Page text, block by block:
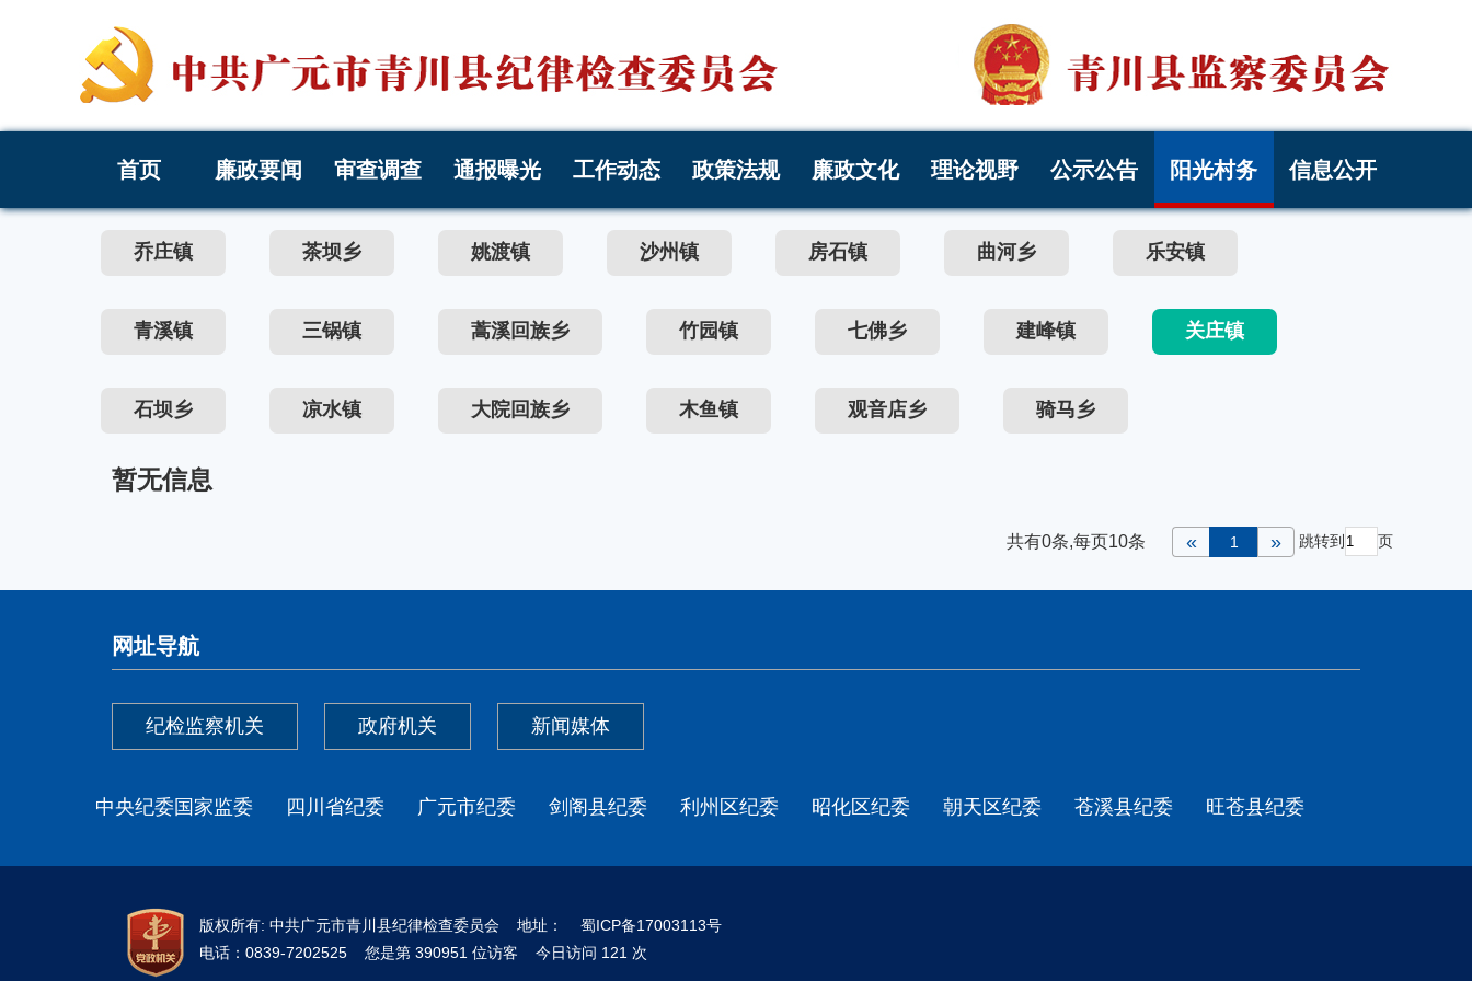
首页 廉政要闻 审查调查 通报曝光 工作动态 政策法规 廉政文化 理论视野 公示公告 阳光村务 信息公开
乔庄镇 茶坝乡 姚渡镇 沙州镇 房石镇 曲河乡 乐安镇
青溪镇 三锅镇 蒿溪回族乡 竹园镇 七佛乡 建峰镇 关庄镇
石坝乡 凉水镇 大院回族乡 木鱼镇 观音店乡 骑马乡
暂无信息
共有0条,每页10条 « 1 » 跳转到 页
网址导航
纪检监察机关 政府机关 新闻媒体
中央纪委国家监委 四川省纪委 广元市纪委 剑阁县纪委 利州区纪委 昭化区纪委 朝天区纪委 苍溪县纪委 旺苍县纪委
版权所有: 中共广元市青川县纪律检查委员会 地址：
蜀ICP备17003113号
电话：0839-7202525 您是第 390951 位访客 今日访问 121 次